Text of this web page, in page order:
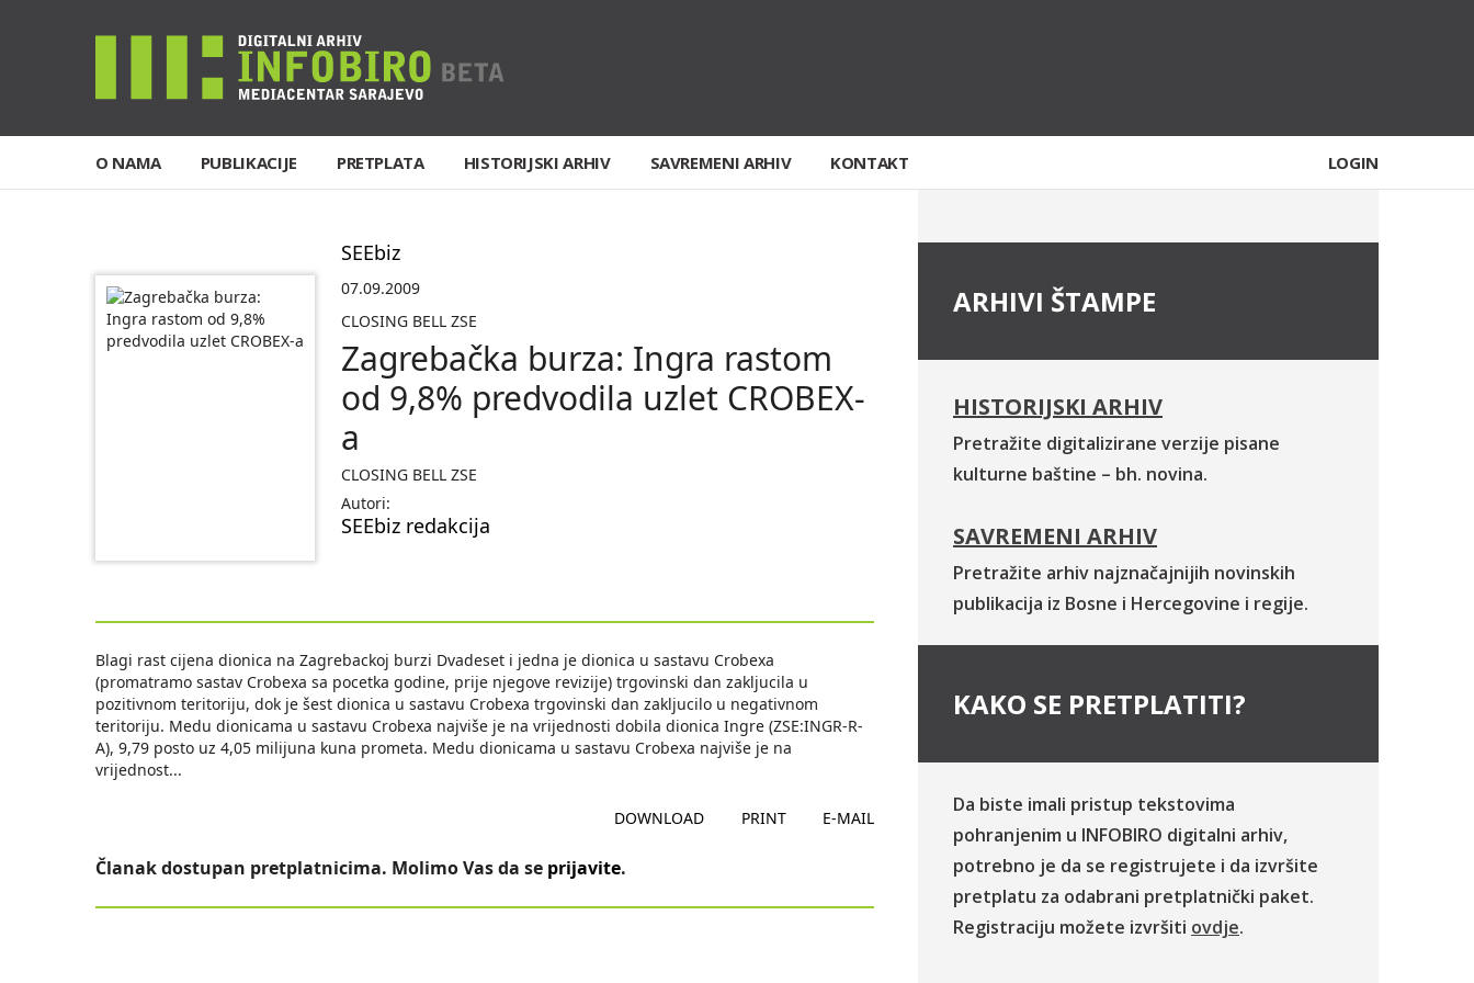
O NAMA PUBLIKACIJE PRETPLATA HISTORIJSKI ARHIV SAVREMENI ARHIV KONTAKT LOGIN
SEEbiz
07.09.2009
CLOSING BELL ZSE
Zagrebačka burza: Ingra rastom
od 9,8% predvodila uzlet CROBEX-
a
CLOSING BELL ZSE
Autori:
SEEbiz redakcija
Blagi rast cijena dionica na Zagrebackoj burzi Dvadeset i jedna je dionica u sastavu Crobexa
(promatramo sastav Crobexa sa pocetka godine, prije njegove revizije) trgovinski dan zakljucila u
pozitivnom teritoriju, dok je šest dionica u sastavu Crobexa trgovinski dan zakljucilo u negativnom
teritoriju. Medu dionicama u sastavu Crobexa najviše je na vrijednosti dobila dionica Ingre (ZSE:INGR-R-
A), 9,79 posto uz 4,05 milijuna kuna prometa. Medu dionicama u sastavu Crobexa najviše je na
vrijednost...
DOWNLOAD PRINT E-MAIL
Članak dostupan pretplatnicima. Molimo Vas da se prijavite.
ARHIVI ŠTAMPE
HISTORIJSKI ARHIV
Pretražite digitalizirane verzije pisane
kulturne baštine – bh. novina.
SAVREMENI ARHIV
Pretražite arhiv najznačajnijih novinskih
publikacija iz Bosne i Hercegovine i regije.
KAKO SE PRETPLATITI?
Da biste imali pristup tekstovima
pohranjenim u INFOBIRO digitalni arhiv,
potrebno je da se registrujete i da izvršite
pretplatu za odabrani pretplatnički paket.
Registraciju možete izvršiti ovdje.